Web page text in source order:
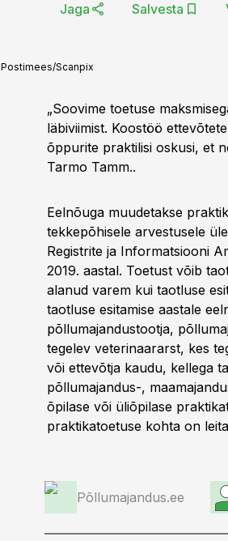
Jaga Salvesta
Postimees/Scanpix
„Soovime toetuse
läbiviimist. Koostöö
õppurite praktilisi oskusi, et
Tarmo Tamm..
Eelnõuga muudetakse
tekkepõhisele arvestusele
Registrite ja Informatsiooni
2019. aastal. Toetust võib
alanud varem kui taotluse
taotluse esitamise aastale
põllumajandustootja,
tegelev veterinaararst, kes
või ettevõtja kaudu, kellega
põllumajandus-,
õpilase või üliõpilase
praktikatoetuse kohta on
Põllumajandus.ee